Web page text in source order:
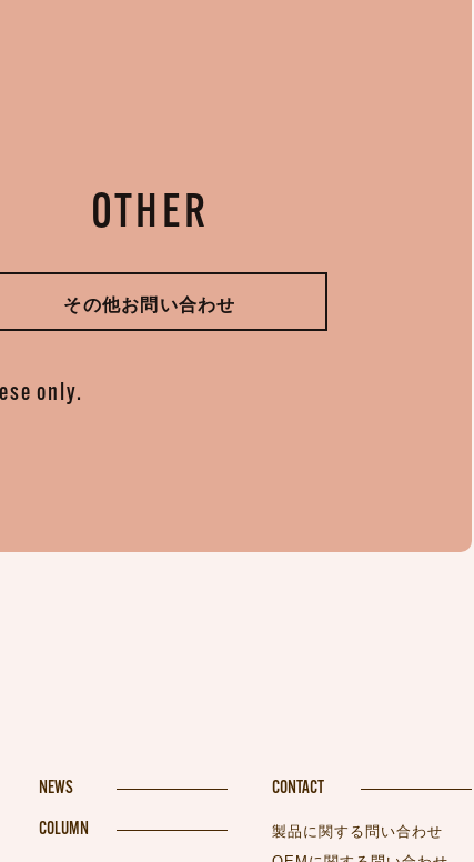
OTHER
その他お問い合わせ
only.
NEWS
COLUMN
CONTACT
製品に関する問い合わせ